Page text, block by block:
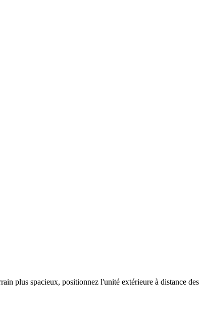
plus spacieux, positionnez l'unité extérieure à distance des